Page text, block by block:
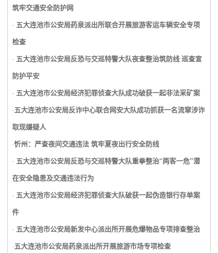
筑牢交通安全防护网
· 五大连池市公安局药泉派出所联合开展旅游客运车辆安全专项
检查
· 五大连池市公安局反恐与交巡特警大队夜查整治筑防线 巡查宣
防护平安
· 五大连池市公安局经济犯罪侦查大队成功破获一起非法采矿案
·五大连池市公安局反诈中心联合网安大队成功抓获一名流窜涉诈
取现嫌疑人
·忻州：严查夜间交通违法 筑牢夏夜出行安全防线
· 五大连池市公安局反恐与交巡特警大队重拳整治“两客一危”潜
在安全隐患及交通违法行为
· 五大连池市公安局经济犯罪侦查大队破获一起伪造银行存单案
件
· 五大连池市公安局新发中心派出所开展危爆物品专项排查整治
·五大连池市公安局药泉派出所开展旅游市场专项检查